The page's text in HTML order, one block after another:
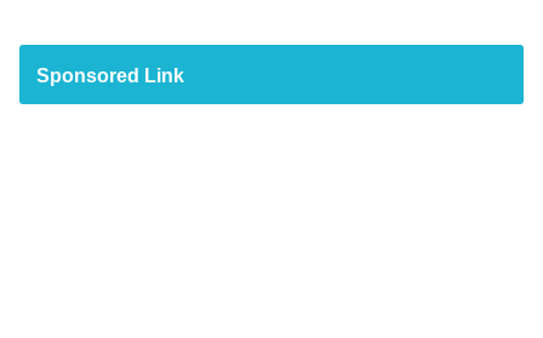
Sponsored Link